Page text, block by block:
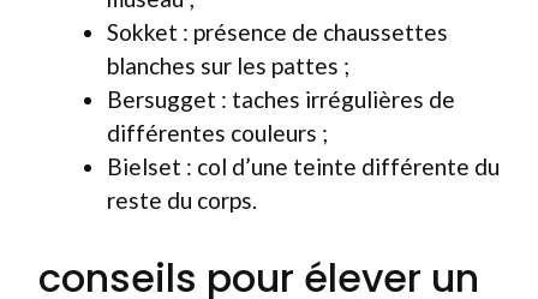
Sokket : présence de chaussettes
blanches sur les pattes ;
Bersugget : taches irrégulières de
différentes couleurs ;
Bielset : col d’une teinte différente du
reste du corps.
conseils pour élever un